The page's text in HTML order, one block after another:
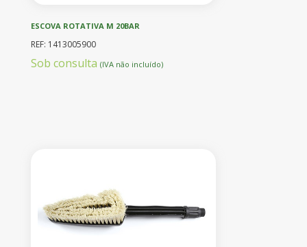
ESCOVA ROTATIVA M 20BAR
REF: 1413005900
Sob consulta (IVA não incluído)